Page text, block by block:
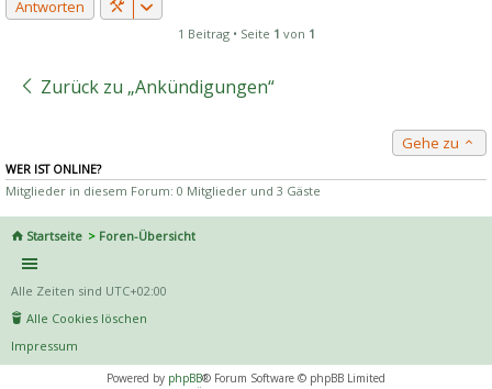
Antworten
1 Beitrag • Seite 1 von 1
Zurück zu „Ankündigungen“
Gehe zu
WER IST ONLINE?
Mitglieder in diesem Forum: 0 Mitglieder und 3 Gäste
Startseite Foren-Übersicht
Alle Zeiten sind UTC+02:00
Alle Cookies löschen
Impressum
Powered by phpBB® Forum Software © phpBB Limited